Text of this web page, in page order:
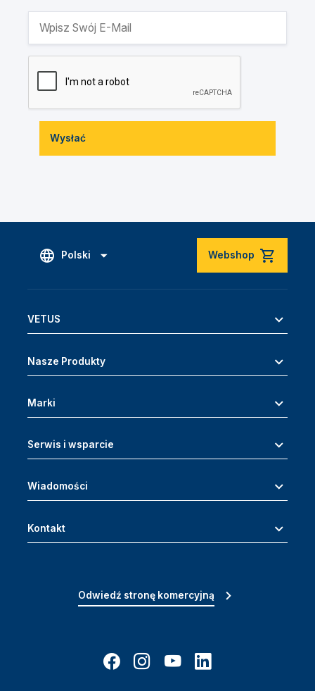
Wysłać
Polski Webshop
VETUS
Nasze Produkty
Marki
Serwis i wsparcie
Wiadomości
Kontakt
Odwiedź stronę komercyjną